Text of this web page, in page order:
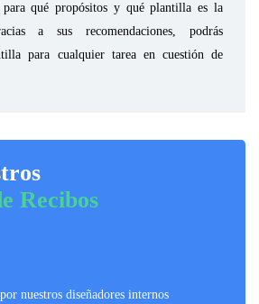
para qué propósitos y qué plantilla es la
a sus recomendaciones, podrás
para cualquier tarea en cuestión de
Recibos
nuestros diseñadores internos